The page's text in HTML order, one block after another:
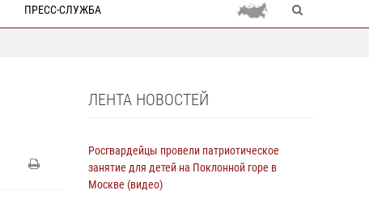
ПРЕСС-СЛУЖБА
ЛЕНТА НОВОСТЕЙ
Росгвардейцы провели патриотическое
занятие для детей на Поклонной горе в
Москве (видео)